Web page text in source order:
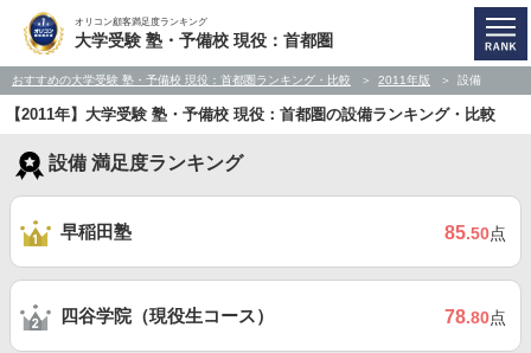
オリコン顧客満足度ランキング
大学受験 塾・予備校 現役：首都圏
おすすめの大学受験 塾・予備校 現役：首都圏ランキング・比較 2011年版 設備
【2011年】大学受験 塾・予備校 現役：首都圏の設備ランキング・比較
設備 満足度ランキング
早稲田塾 85.50点
四谷学院（現役生コース） 78.80点